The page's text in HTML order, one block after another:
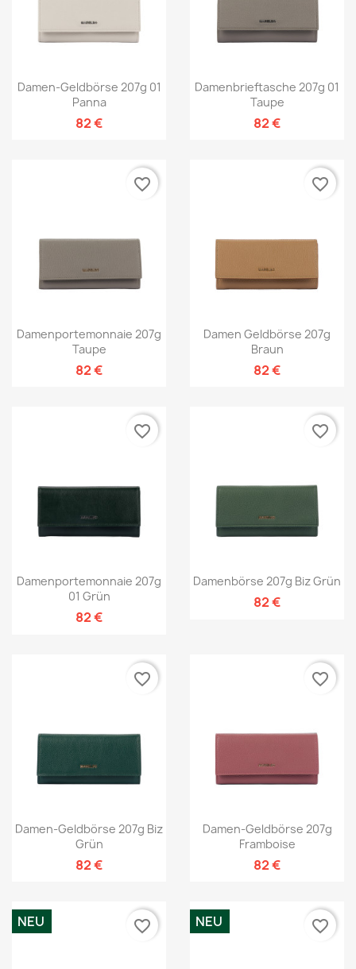
Damen-Geldbörse 207g 01
Panna
82 €
Damenbrieftasche 207g 01
Taupe
82 €
Damenportemonnaie 207g
Taupe
82 €
favorite_border
Damen Geldbörse 207g
Braun
82 €
favorite_border
Damenportemonnaie 207g
01 Grün
82 €
favorite_border
Damenbörse 207g Biz Grün
82 €
favorite_border
Damen-Geldbörse 207g Biz
Grün
82 €
favorite_border
Damen-Geldbörse 207g
Framboise
82 €
favorite_border
NEU favorite_border NEU favorite_border